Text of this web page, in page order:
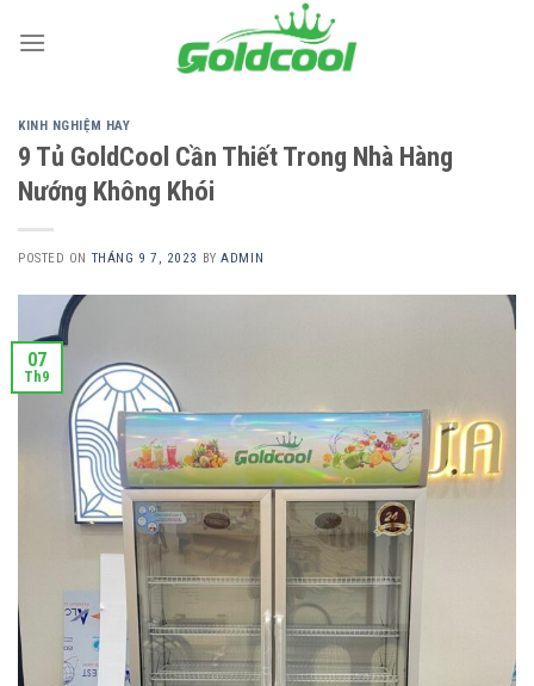
KINH NGHIỆM HAY
9 Tủ GoldCool Cần Thiết Trong Nhà Hàng
Nướng Không Khói
POSTED ON THÁNG 9 7, 2023 BYADMIN
07
Th9